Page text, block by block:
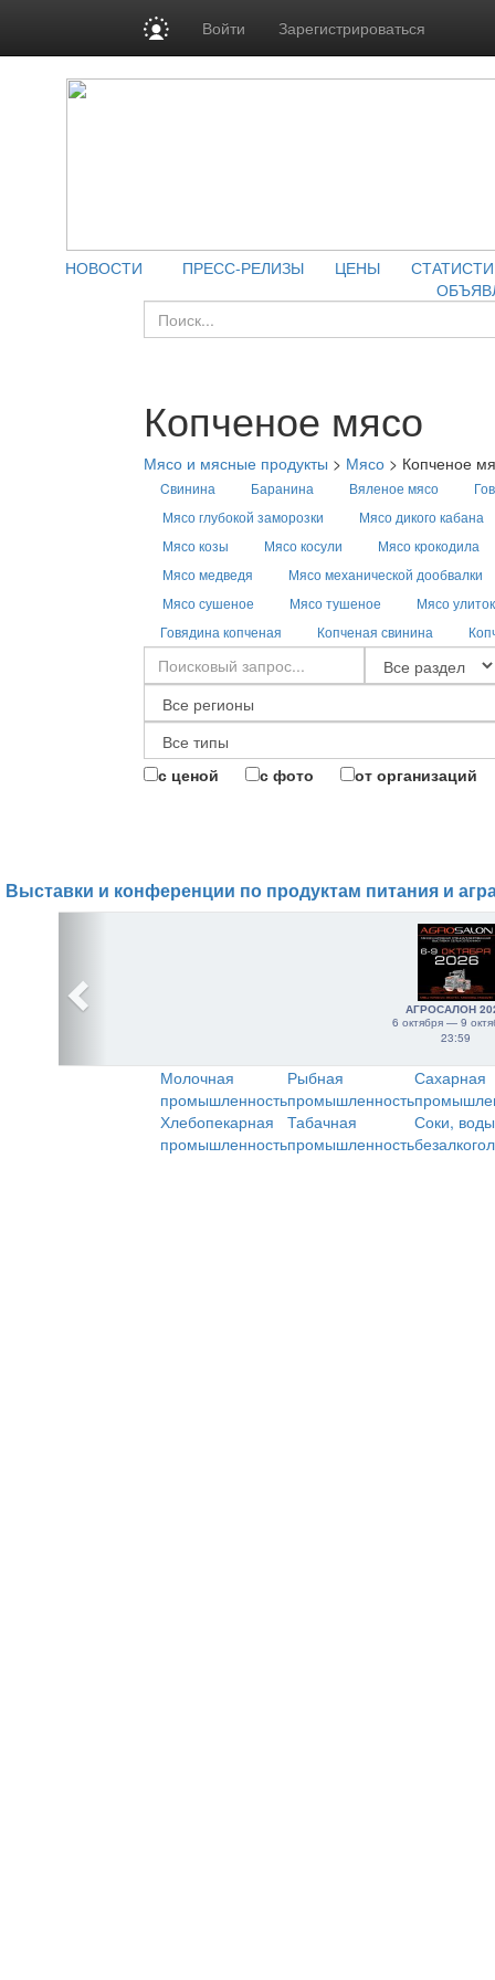
Войти Зарегистрироваться
НОВОСТИ ПРЕСС-РЕЛИЗЫ ЦЕНЫ
Копченое мясо
Мясо и мясные продукты > Мясо > Копченое
Cвинина Баранина Вяленое мясо
Мясо глубокой заморозки
Мясо дикого кабана
Мясо козы
Мясо косули
Мясо крокодила
Мясо медведя
Мясо механической дообвалки
Мясо сушеное
Мясо тушеное
Мясо улиток
Говядина копченая
Копченая свинина
с ценой с фото от организаций
Выставки и конференции по продуктам питания и
АГРОСАЛОН
6 октября — 9
23:59
Молочная
промышленность
Рыбная
промышленность
Сахарная
Хлебопекарная
промышленность
Табачная
промышленность
Соки,